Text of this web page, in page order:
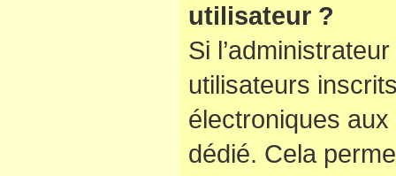
utilisateur ?
Si
utilisateurs
électroniques
dédié. Cela